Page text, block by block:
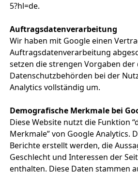
5?hl=de.
Auftragsdatenverarbeitung
Wir haben mit Google einen
Auftragsdatenverarbeitung
setzen die strengen Vorgaben der
Datenschutzbehörden bei der
Analytics vollständig um.
Demografische Merkmale bei
Diese Website nutzt die Funktion
Merkmale” von Google Analytics.
Berichte erstellt werden, die
Geschlecht und Interessen der
enthalten. Diese Daten stammen